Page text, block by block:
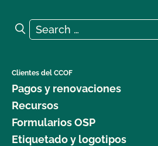
Search for:
Search
Clientes del CCOF
Pagos y renovaciones
Recursos
Formularios OSP
Etiquetado y logotipos